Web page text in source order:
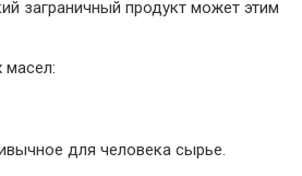
заграничный продукт может этим
масел:
для человека сырье.